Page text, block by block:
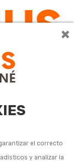
×
el correcto
y analizar la